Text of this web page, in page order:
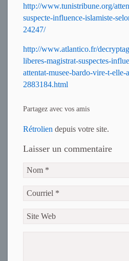
http://www.tunistribune.org/
suspecte-influence-islamiste-
24247/
http://www.atlantico.fr/
liberes-magistrat-suspectes-
attentat-musee-bardo-vire-t-elle-
2883184.html
Partagez avec vos amis
Rétrolien depuis votre site.
Laisser un commentaire